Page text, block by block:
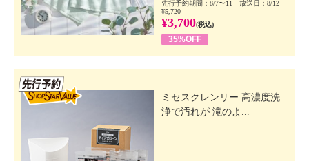
先行予約期間：8/7〜11 放送日：8/12
¥5,720
¥3,700(税込)
35%OFF
ミセスクレンリー 高濃度洗
浄で汚れが 滝のよ...